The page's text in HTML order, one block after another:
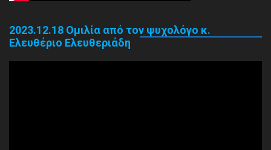
2023.12.18 Ομιλία από τον ψυχολόγο κ.
Ελευθέριο Ελευθεριάδη